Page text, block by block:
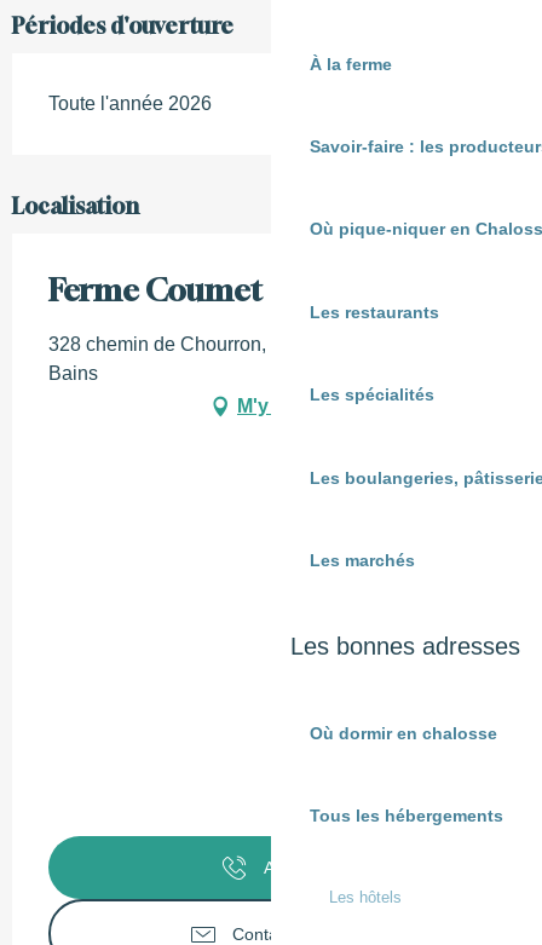
À la ferme
Savoir-faire : les
Où pique-niquer en
Les restaurants
Les spécialités
Les boulangeries,
Les marchés
Les bonnes adresses
Où dormir en chalosse
Tous les hébergements
Les hôtels
Périodes d'ouverture
Toute l'année 2026
Localisation
Ferme Coumet
328 chemin de Chourron, 40465 Préchacq-les-
Bains
M'y rendre
Contactez-nous